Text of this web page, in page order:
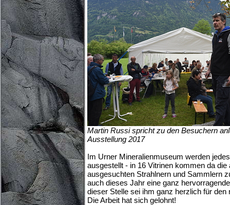
Martin Russi spricht zu den Besuchern
Ausstellung 2017
Im Urner Mineralienmuseum werden
ausgestellt - in 16 Vitrinen kommen da die
ausgesuchten Strahlnern und Sammlern
auch dieses Jahr eine ganz
dieser Stelle sei ihm ganz herzlich für den
Die Arbeit hat sich gelohnt!